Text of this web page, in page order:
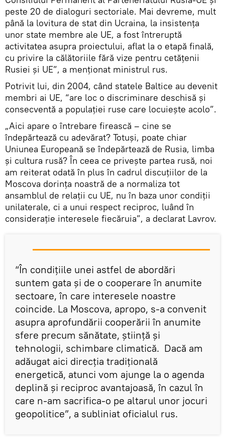
peste 20 de dialoguri sectoriale. Mai devreme, mult
până la lovitura de stat din Ucraina, la insistența
unor state membre ale UE, a fost întreruptă
activitatea asupra proiectului, aflat la o etapă finală,
cu privire la călătoriile fără vize pentru cetățenii
Rusiei și UE”, a menționat ministrul rus.
Potrivit lui, din 2004, când statele Baltice au devenit
membri ai UE, “are loc o discriminare deschisă și
consecventă a populației ruse care locuiește acolo”.
„Aici apare o întrebare firească – cine se
îndepărtează cu adevărat? Totuși, poate chiar
Uniunea Europeană se îndepărtează de Rusia, limba
și cultura rusă? În ceea ce privește partea rusă, noi
am reiterat odată în plus în cadrul discuțiilor de la
Moscova dorința noastră de a normaliza tot
ansamblul de relații cu UE, nu în baza unor condiții
unilaterale, ci a unui respect reciproc, luând în
considerație interesele fiecăruia”, a declarat Lavrov.
“În condițiile unei astfel de abordări
suntem gata și de o cooperare în anumite
sectoare, în care interesele noastre
coincide. La Moscova, apropo, s-a convenit
asupra aprofundării cooperării în anumite
sfere precum sănătate, știință și
tehnologii, schimbare climatică. Dacă am
adăugat aici direcția tradițională
energetică, atunci vom ajunge la o agenda
deplină și reciproc avantajoasă, în cazul în
care n-am sacrifica-o pe altarul unor jocuri
geopolitice”, a subliniat oficialul rus.